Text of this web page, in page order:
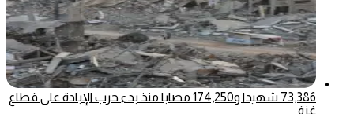
73,386 شهيدا و174,250 مصابا منذ بدء حرب الإبادة على قطاع
غزة